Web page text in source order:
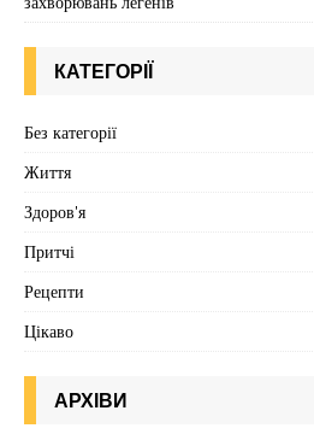
КАТЕГОРІЇ
Без категорії
Життя
Здоров'я
Притчі
Рецепти
Цікаво
АРХІВИ